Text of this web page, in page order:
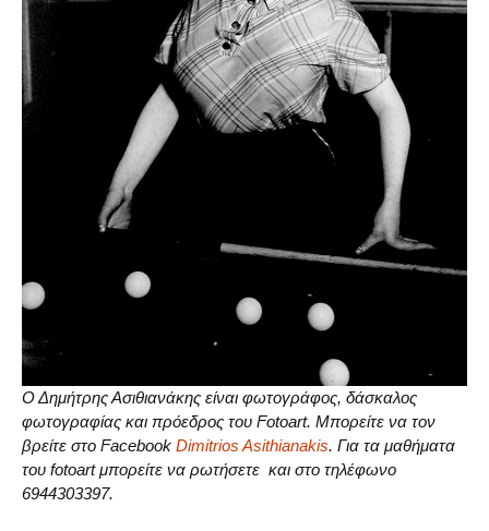
Ο Δημήτρης Ασιθιανάκης είναι φωτογράφος, δάσκαλος
φωτογραφίας και πρόεδρος του Fotoart. Μπορείτε να τον
βρείτε στο Facebook Dimitrios Asithianakis. Για τα μαθήματα
του fotoart μπορείτε να ρωτήσετε και στο τηλέφωνο
6944303397.